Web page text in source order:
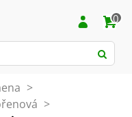
0
>
>